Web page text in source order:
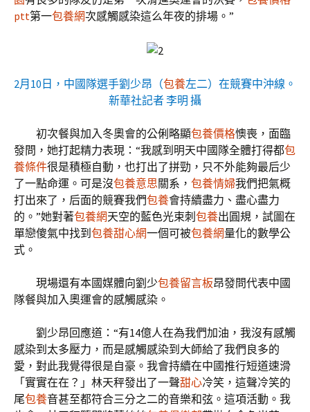
ptt第一包養網次感觸感染這么年夜的排場。”
2月10日，中國隊選手劉少昂（包養左二）在競賽中沖線。
新華社記者 李明 攝
初次餐與加入冬奧會的公俐略顯包養價格懊喪，面臨
發問，她打起精力表現：“我感到明天中國隊全體打得都包
養條件很是積極自動，也打出了拼勁，只不外能夠最后少
了一點命運。可是沒包養意思關系， 包養情婦我們把氣概
打出來了，后面的競賽我們包養會持續盡力、盡心盡力
的。”她對著包養網天空的藍色光束刺 包養出圓規，試圖在
單戀傻氣中找到 包養甜心網一個可被包養網量化的數學公
式。
現場還有本國媒體向劉少包養留言板昂發問代表中國
隊餐與加入奧運會的感觸感染。
劉少昂回應道：“有14億人在為我們加油，我沒有感觸
感染到太多壓力，而是感觸感染到大師給了我們良多的
愛，對此我覺得很是自豪。我會持續在中國推行短道速滑
「實實在在？」林天秤發出了一聲甜心冷笑，這聲冷笑的
尾包養音甚至都符合三分之二的音樂和弦。這項活動。我